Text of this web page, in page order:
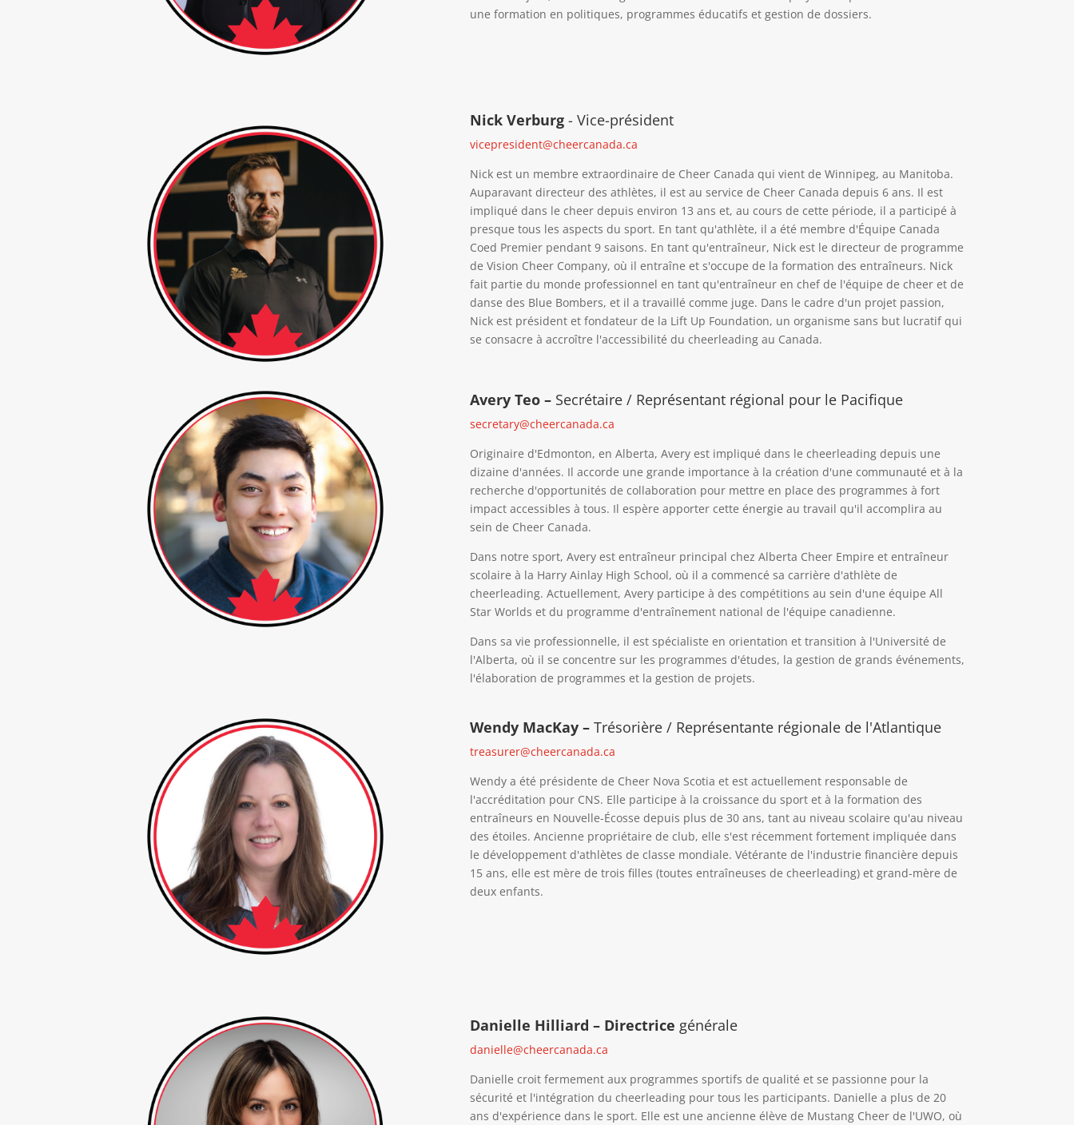
une formation en politiques, programmes éducatifs et gestion de dossiers.
Nick Verburg- Vice-président
vicepresident@cheercanada.ca
Nick est un membre extraordinaire de Cheer Canada qui vient de Winnipeg, au Manitoba.
Auparavant directeur des athlètes, il est au service de Cheer Canada depuis 6 ans. Il est
impliqué dans le cheer depuis environ 13 ans et, au cours de cette période, il a participé à
presque tous les aspects du sport. En tant qu'athlète, il a été membre d'Équipe Canada
Coed Premier pendant 9 saisons. En tant qu'entraîneur, Nick est le directeur de programme
de Vision Cheer Company, où il entraîne et s'occupe de la formation des entraîneurs. Nick
fait partie du monde professionnel en tant qu'entraîneur en chef de l'équipe de cheer et de
danse des Blue Bombers, et il a travaillé comme juge. Dans le cadre d'un projet passion,
Nick est président et fondateur de la Lift Up Foundation, un organisme sans but lucratif qui
se consacre à accroître l'accessibilité du cheerleading au Canada.
Avery Teo – Secrétaire / Représentant régional pour le Pacifique
secretary@cheercanada.ca
Originaire d'Edmonton, en Alberta, Avery est impliqué dans le cheerleading depuis une
dizaine d'années. Il accorde une grande importance à la création d'une communauté et à la
recherche d'opportunités de collaboration pour mettre en place des programmes à fort
impact accessibles à tous. Il espère apporter cette énergie au travail qu'il accomplira au
sein de Cheer Canada.
Dans notre sport, Avery est entraîneur principal chez Alberta Cheer Empire et entraîneur
scolaire à la Harry Ainlay High School, où il a commencé sa carrière d'athlète de
cheerleading. Actuellement, Avery participe à des compétitions au sein d'une équipe All
Star Worlds et du programme d'entraînement national de l'équipe canadienne.
Dans sa vie professionnelle, il est spécialiste en orientation et transition à l'Université de
l'Alberta, où il se concentre sur les programmes d'études, la gestion de grands événements,
l'élaboration de programmes et la gestion de projets.
Wendy MacKay – Trésorière / Représentante régionale de l'Atlantique
treasurer@cheercanada.ca
Wendy a été présidente de Cheer Nova Scotia et est actuellement responsable de
l'accréditation pour CNS. Elle participe à la croissance du sport et à la formation des
entraîneurs en Nouvelle-Écosse depuis plus de 30 ans, tant au niveau scolaire qu'au niveau
des étoiles. Ancienne propriétaire de club, elle s'est récemment fortement impliquée dans
le développement d'athlètes de classe mondiale. Vétérante de l'industrie financière depuis
15 ans, elle est mère de trois filles (toutes entraîneuses de cheerleading) et grand-mère de
deux enfants.
Danielle Hilliard – Directrice générale
danielle@cheercanada.ca
Danielle croit fermement aux programmes sportifs de qualité et se passionne pour la
sécurité et l'intégration du cheerleading pour tous les participants. Danielle a plus de 20
ans d'expérience dans le sport. Elle est une ancienne élève de Mustang Cheer de l'UWO, où